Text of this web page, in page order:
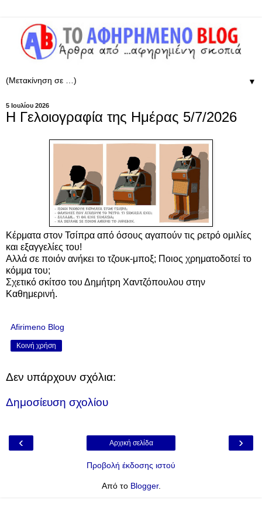
▼
5 Ιουλίου 2026
Η Γελοιογραφία της Ημέρας 5/7/2026
Κέρματα στον Τσίπρα από όσους αγαπούν τις ρετρό ομιλίες
και εξαγγελίες του!
Αλλά σε ποιόν ανήκει το τζουκ-μποξ; Ποιος χρηματοδοτεί το
κόμμα του;
Σχετικό σκίτσο του Δημήτρη Χαντζόπουλου στην
Καθημερινή.
Afirimeno Blog
Κοινή χρήση
Δεν υπάρχουν σχόλια:
Δημοσίευση σχολίου
‹ ›
Αρχική σελίδα
Προβολή έκδοσης ιστού
Από το Blogger.